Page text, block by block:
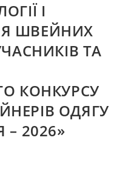
І
ШВЕЙНИХ
ТА
КОНКУРСУ
ОДЯГУ
2026»